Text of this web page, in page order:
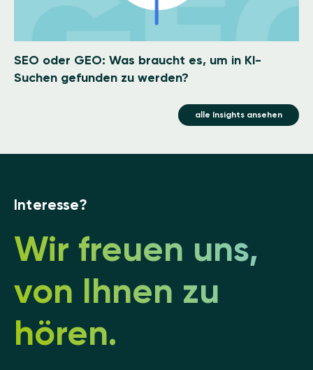
SEO oder GEO: Was braucht es, um in KI-
Suchen gefunden zu werden?
alle Insights ansehen
Interesse?
Wir freuen uns,
von Ihnen zu
hören.